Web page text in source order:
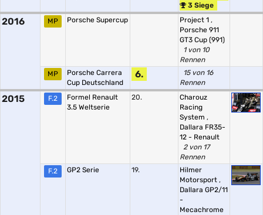
3 Siege
2016 MP Porsche Supercup Project 1 ,
Porsche 911
GT3 Cup (991)
1 von 10
Rennen
MP
Porsche Carrera
Cup Deutschland
6.
15 von 16
Rennen
2015 F.2
Formel Renault
3.5 Weltserie
20.
Charouz
Racing
System ,
Dallara FR35-
12 - Renault
2 von 17
Rennen
F.2
GP2 Serie 19.
Hilmer
Motorsport ,
Dallara GP2/11
-
Mecachrome